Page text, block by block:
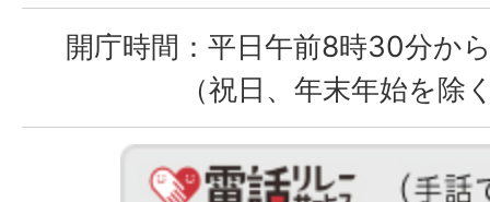
開庁時間： 平日午前8時30分か
（祝日、年末年始を除